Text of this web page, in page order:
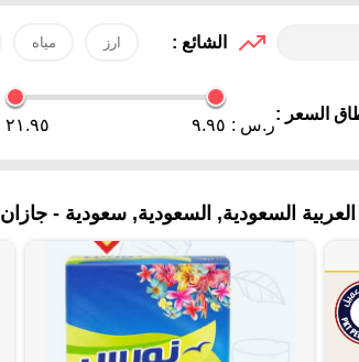
الشائع : ارز مياه
السعر :
ر.س : ٩.٩٥ ٢١.٩٥
السعودية, السعودية, سعودية - جازان